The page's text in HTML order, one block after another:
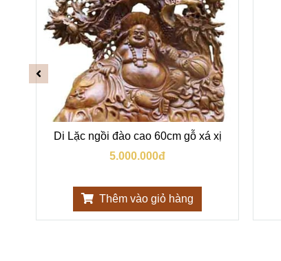
Di Lặc ngồi đào cao 60cm gỗ xá xị
5.000.000đ
Thêm vào giỏ hàng